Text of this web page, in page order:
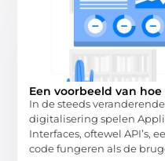
Een voorbeeld van
In de steeds
digitalisering spelen
Interfaces, oftewel API’s,
code fungeren als de